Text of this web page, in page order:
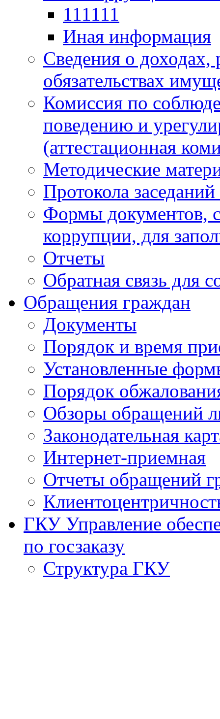
111111
Иная информация
Сведения о доходах,
обязательствах
Комиссия по
поведению и
(аттестационная
Методические
Протокола
Формы документов,
коррупции, для
Отчеты
Обратная связь для
Обращения граждан
Документы
Порядок и время
Установленные
Порядок
Обзоры обращений
Законодательная
Интернет-приемная
Отчеты обращений
ГКУ Управление
по госзаказу
Структура ГКУ